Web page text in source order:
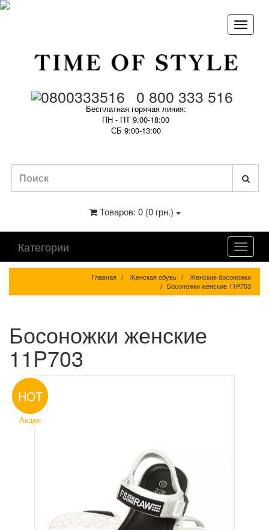
0 800 333 516
Бесплатная горячая линия:
ПН - ПТ 9:00-18:00
СБ 9:00-13:00
Товаров: 0 (0 грн.)
Категории
Главная Женская обувь
Женские босоножки
Босоножки женские 11P703
Босоножки женские
11P703
HOT
Акция